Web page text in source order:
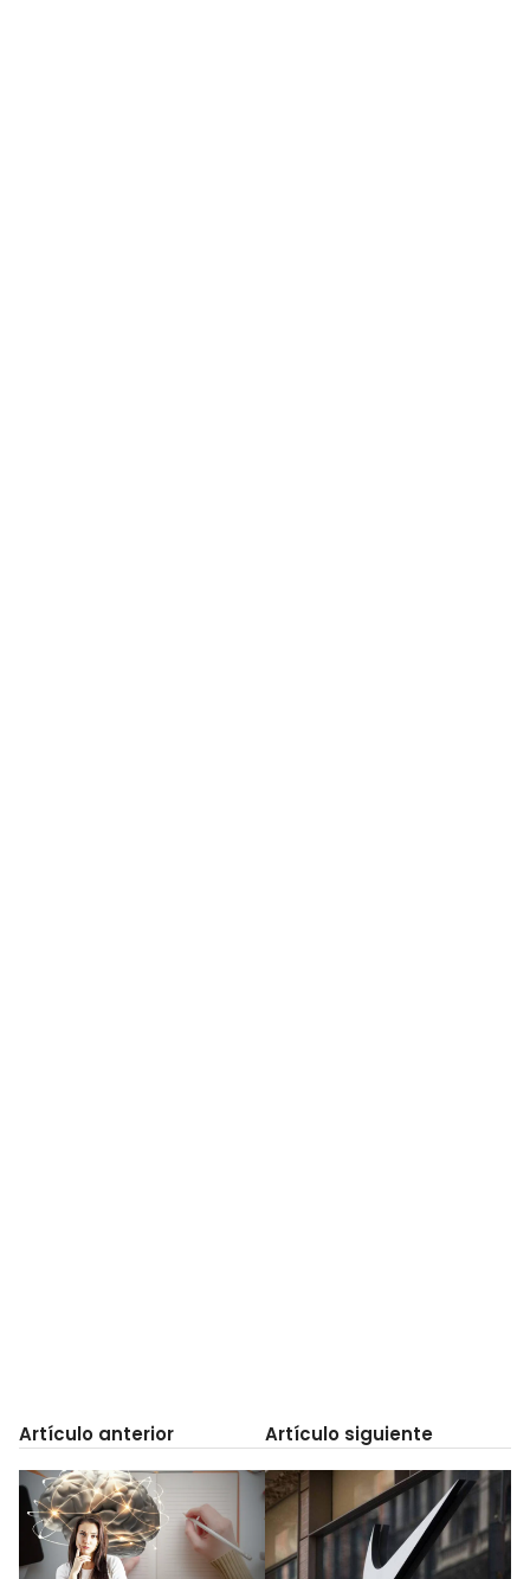
Artículo anterior Artículo siguiente